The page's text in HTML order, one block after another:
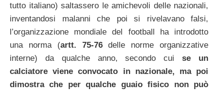
tutto italiano) saltassero le amichevoli delle nazionali,
inventandosi malanni che poi si rivelavano falsi,
l’organizzazione mondiale del football ha introdotto
una norma (artt. 75-76delle norme organizzative
interne) da qualche anno, secondo cuise un
calciatore viene convocato in nazionale, ma poi
dimostra che per qualche guaio fisico non può